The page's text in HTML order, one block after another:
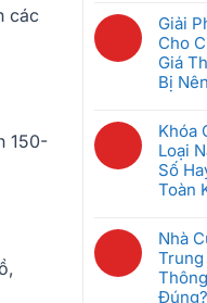
các
150-
Tiết
Kiệm
Điện
Ra
Minh
Là
Gì?
Cách
Chọn
Phù
Hợp
Bản
Tự
Động
Hóa
Ninh:
Phát
Hiện
Chuyển
Là
Tự
Bật
có
bình
luận
ở
Nhà
Minh
Biệt
Thự:
Giải
An
Ninh
+
Tự
Giải
Cho
Giá
Bị
có
bình
luận
ở
Giải
Nhà
Thông
Minh
Khóa
Loại
Số
Toàn
có
bình
luận
ở
Nhà
Trung
Đúng?